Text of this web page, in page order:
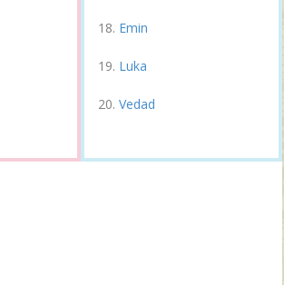
Emin
Luka
Vedad